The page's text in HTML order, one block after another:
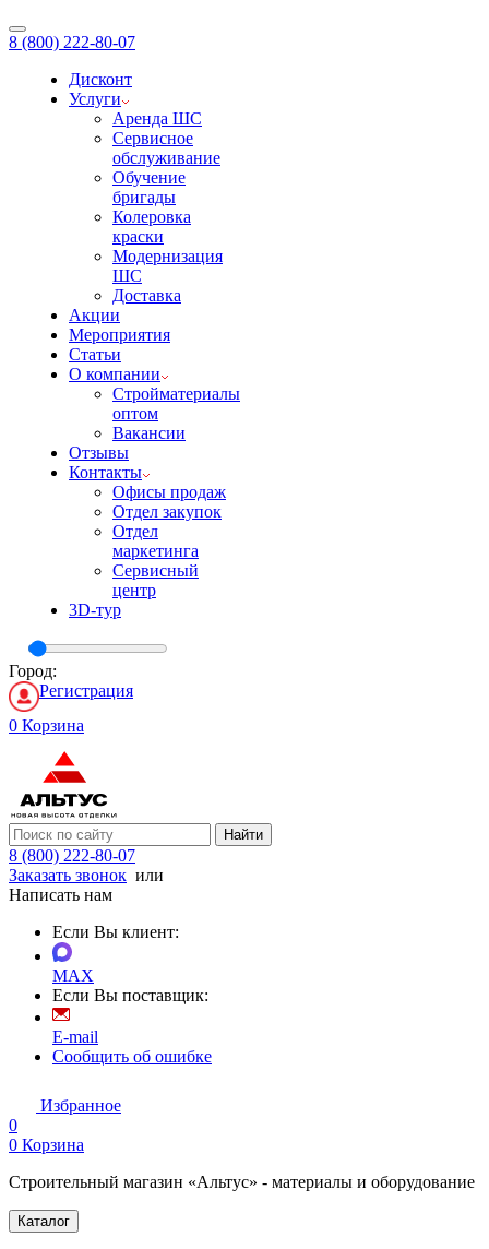
8 (800) 222-80-07
Дисконт
Услуги
Аренда ШС
Сервисное
обслуживание
Обучение
бригады
Колеровка
краски
Модернизация
ШС
Доставка
Акции
Мероприятия
Статьи
О компании
Стройматериалы
оптом
Вакансии
Отзывы
Контакты
Офисы продаж
Отдел закупок
Отдел
маркетинга
Сервисный
центр
3D-тур
Город:
Регистрация
0 Корзина
Найти
8 (800) 222-80-07
Заказать звонок или
Написать нам
Если Вы клиент:
MAX
Если Вы поставщик:
E-mail
Сообщить об ошибке
Избранное
0
0 Корзина
Строительный магазин «Альтус» - материалы и оборудование
Каталог